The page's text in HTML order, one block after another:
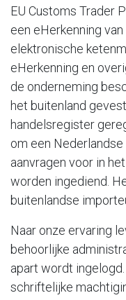
EU Customs Trader
een eHerkenning
elektronische
eHerkenning en
de onderneming
het buitenland
handelsregister
om een
aanvragen voor in
worden ingediend.
buitenlandse
Naar onze ervaring
behoorlijke
apart wordt
schriftelijke